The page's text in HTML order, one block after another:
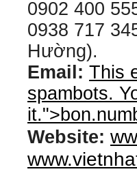
0902 400
0938 717
Hường).
Email: This
spambots.
it.">
Website: